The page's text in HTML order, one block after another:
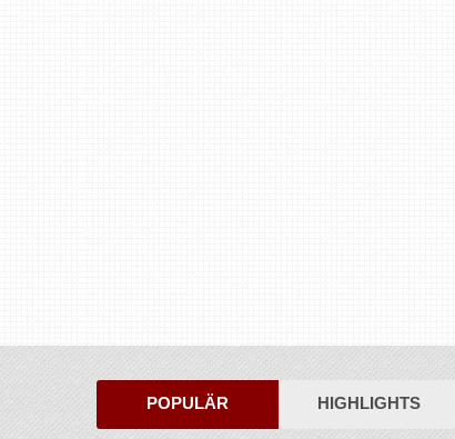
POPULÄR HIGHLIGHTS